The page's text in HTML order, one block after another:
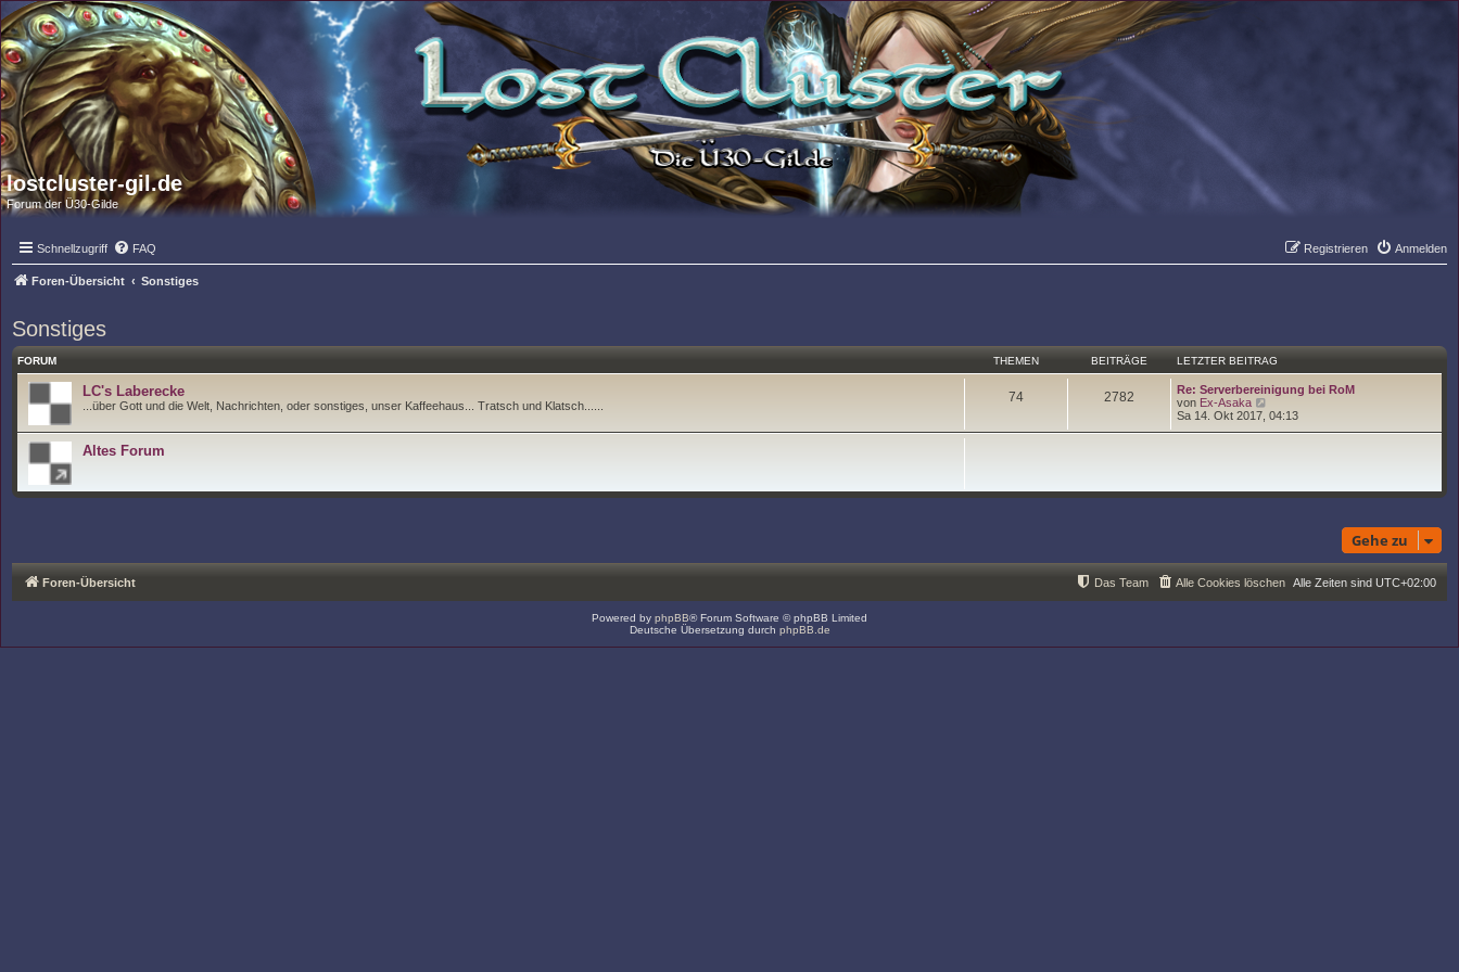
lostcluster-gil.de
Forum der Ü30-Gilde
Schnellzugriff FAQ Anmelden
Registrieren
Foren-Übersicht Sonstiges
Sonstiges
FORUM THEMEN BEITRÄGE LETZTER BEITRAG
LC's Laberecke
...über Gott und die Welt, Nachrichten, oder sonstiges, unser Kaffeehaus... Tratsch und Klatsch......
74 2782
Re: Serverbereinigung bei RoM
von Ex-Asaka
e
r
g
Sa 14. Okt 2017, 04:13
Altes Forum
Gehe zu
Foren-Übersicht Alle Zeiten sind UTC+02:00
Alle Cookies löschen
Das Team
Powered by phpBB® Forum Software © phpBB Limited
Deutsche Übersetzung durch phpBB.de